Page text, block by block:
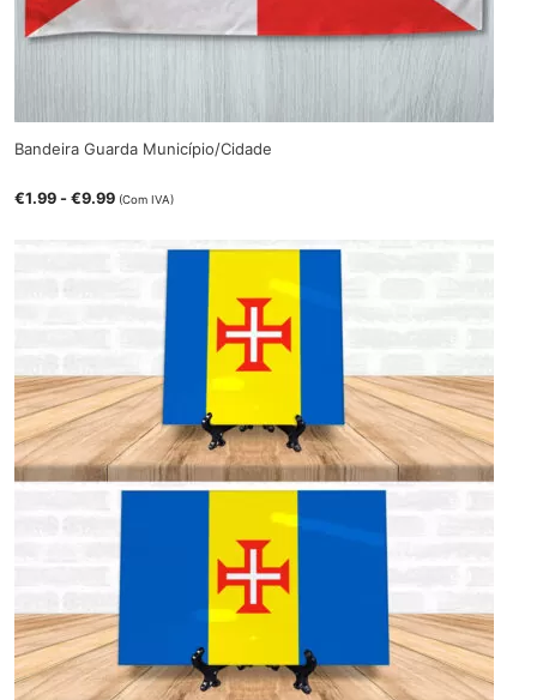
Bandeira Guarda Município/Cidade
€1.99 -€9.99 (Com IVA)